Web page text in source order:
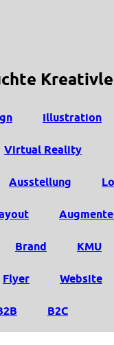
Illustration
Virtual Reality
Ausstellung
Brand KMU
Flyer Website
B2C